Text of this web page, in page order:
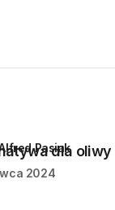
dla oliwy
Alfred Pasiak
2024